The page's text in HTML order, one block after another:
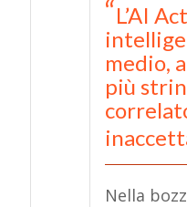
L’AI
medio,
più
Nella